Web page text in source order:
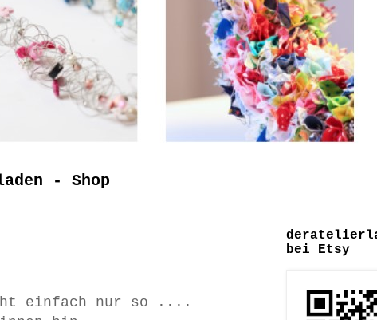
- Shop
einfach nur so ....
bei Etsy